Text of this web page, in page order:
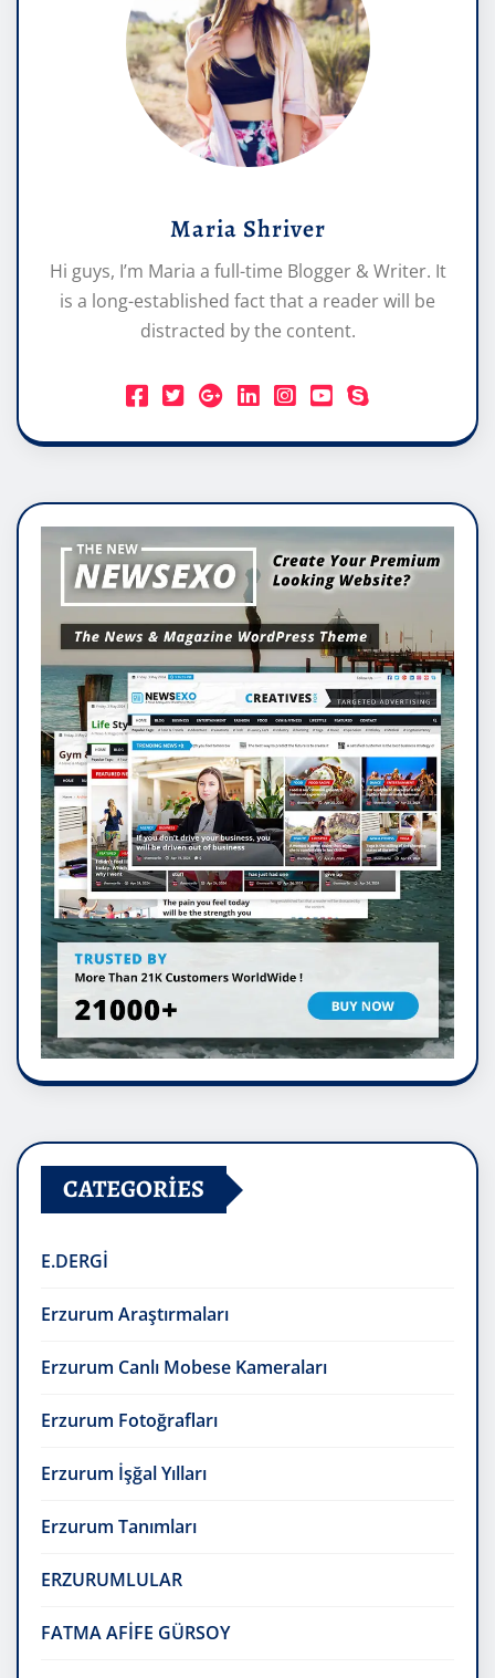
Maria Shriver
Hi guys, I’m Maria a full-time Blogger & Writer. It
is a long-established fact that a reader will be
distracted by the content.
CATEGORIES
E.DERGİ
Erzurum Araştırmaları
Erzurum Canlı Mobese Kameraları
Erzurum Fotoğrafları
Erzurum İşğal Yılları
Erzurum Tanımları
ERZURUMLULAR
FATMA AFİFE GÜRSOY